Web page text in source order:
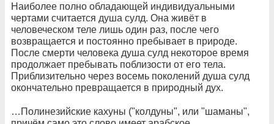
Наиболее полно обладающей индивидуальными
чертами считается душа сулд. Она живёт в
человеческом теле лишь один раз, после чего
возвращается и постоянно пребывает в природе.
После смерти человека душа сулд некоторое время
продолжает пребывать поблизости от его тела.
Приблизительно через восемь поколений душа сулд
окончательно превращается в природный дух.
…Полинезийские кахуны ("колдуны", или "шаманы",